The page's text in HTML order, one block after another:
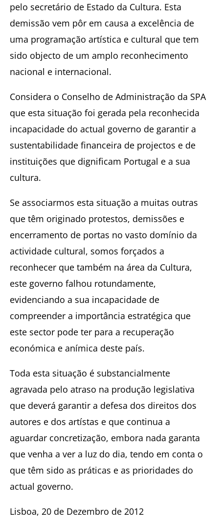
pelo secretário de Estado da Cultura. Esta
demissão vem pôr em causa a excelência de
uma programação artística e cultural que tem
sido objecto de um amplo reconhecimento
nacional e internacional.
Considera o Conselho de Administração da SPA
que esta situação foi gerada pela reconhecida
incapacidade do actual governo de garantir a
sustentabilidade financeira de projectos e de
instituições que dignificam Portugal e a sua
cultura.
Se associarmos esta situação a muitas outras
que têm originado protestos, demissões e
encerramento de portas no vasto domínio da
actividade cultural, somos forçados a
reconhecer que também na área da Cultura,
este governo falhou rotundamente,
evidenciando a sua incapacidade de
compreender a importância estratégica que
este sector pode ter para a recuperação
económica e anímica deste país.
Toda esta situação é substancialmente
agravada pelo atraso na produção legislativa
que deverá garantir a defesa dos direitos dos
autores e dos artístas e que continua a
aguardar concretização, embora nada garanta
que venha a ver a luz do dia, tendo em conta o
que têm sido as práticas e as prioridades do
actual governo.
Lisboa, 20 de Dezembro de 2012